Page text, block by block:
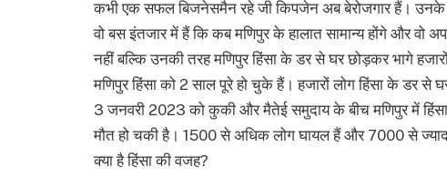
कभी एक सफल बिजनेसमैन रहे जी किपजेन अब बेरोजगार हैं। उनके
वो बस इंतजार में हैं कि कब मणिपुर के हालात सामान्य होंगे और
नहीं बल्कि उनकी तरह मणिपुर हिंसा के डर से घर छोड़कर भागे
मणिपुर हिंसा को 2 साल पूरे हो चुके हैं। हजारों लोग हिंसा के डर से
3 जनवरी 2023 को कुकी और मैतेई समुदाय के बीच मणिपुर में
मौत हो चकी है। 1500 से अधिक लोग घायल हैं और 7000 से
क्या है हिंसा की वजह?